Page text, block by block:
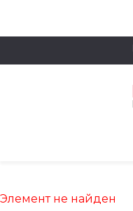
Элемент не найден